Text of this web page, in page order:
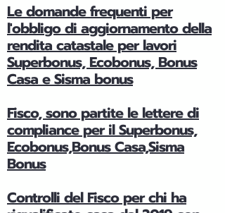
Le domande frequenti per
l'obbligo di aggiornamento della
rendita catastale per lavori
Superbonus, Ecobonus, Bonus
Casa e Sisma bonus
Fisco, sono partite le lettere di
compliance per il Superbonus,
Ecobonus,Bonus Casa,Sisma
Bonus
Controlli del Fisco per chi ha